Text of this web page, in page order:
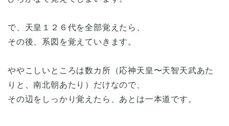
で、天皇１２６代を全部覚えたら、
その後、系図を覚えていきます。
ややこしいところは数カ所（応神天皇〜天智天武あた
りと、南北朝あたり）だけなので、
その辺をしっかり覚えたら、あとは一本道です。